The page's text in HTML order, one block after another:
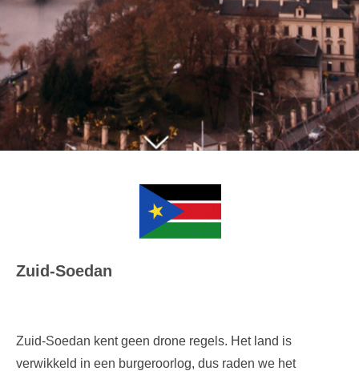
Zuid-Soedan
Zuid-Soedan kent geen drone regels. Het land is
verwikkeld in een burgeroorlog, dus raden we het